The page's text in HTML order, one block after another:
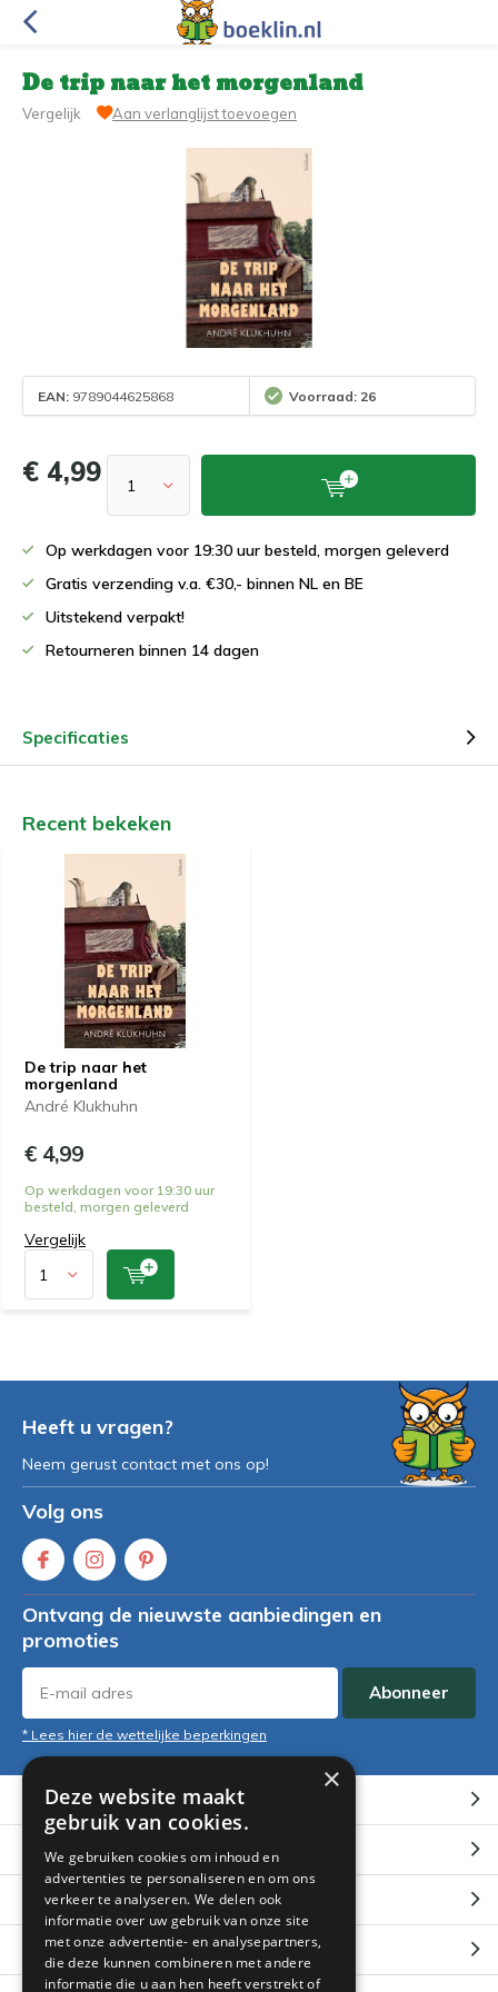
De trip naar het morgenland
Vergelijk Aan verlanglijst toevoegen
EAN: 9789044625868 Voorraad: 26
€ 4,99
Op werkdagen voor 19:30 uur besteld, morgen geleverd
Gratis verzending v.a. €30,- binnen NL en BE
Uitstekend verpakt!
Retourneren binnen 14 dagen
Specificaties
Recent bekeken
De trip naar het
morgenland
André Klukhuhn
€ 4,99
Op werkdagen voor 19:30 uur
besteld, morgen geleverd
Vergelijk
Heeft u vragen?
Neem gerust contact met ons op!
Volg ons
Ontvang de nieuwste aanbiedingen en
promoties
Abonneer
* Lees hier de wettelijke beperkingen
Klantenservice
Mijn account
Categorieën
Contact
×
Deze website maakt
gebruik van cookies.
We gebruiken cookies om inhoud en
advertenties te personaliseren en om ons
verkeer te analyseren. We delen ook
informatie over uw gebruik van onze site
met onze advertentie- en analysepartners,
die deze kunnen combineren met andere
informatie die u aan hen heeft verstrekt of